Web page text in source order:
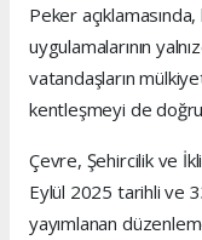
Peker
uygulamalarının
vatandaşların
kentleşmeyi de
Çevre, Şehircilik ve
Eylül 2025 tarihli ve
yayımlanan